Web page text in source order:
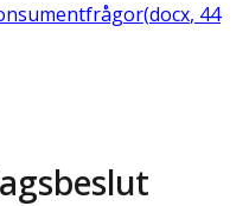
(docx, 44